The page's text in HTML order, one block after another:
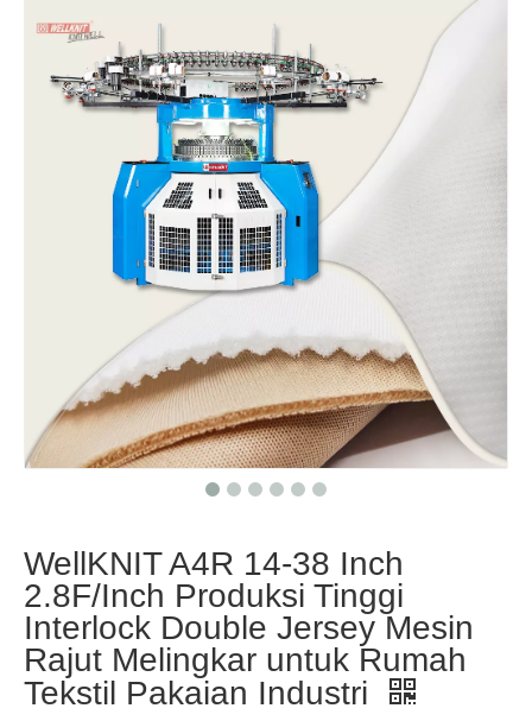
WellKNIT A4R 14-38 Inch
2.8F/Inch Produksi Tinggi
Interlock Double Jersey Mesin
Rajut Melingkar untuk Rumah
Tekstil Pakaian Industri